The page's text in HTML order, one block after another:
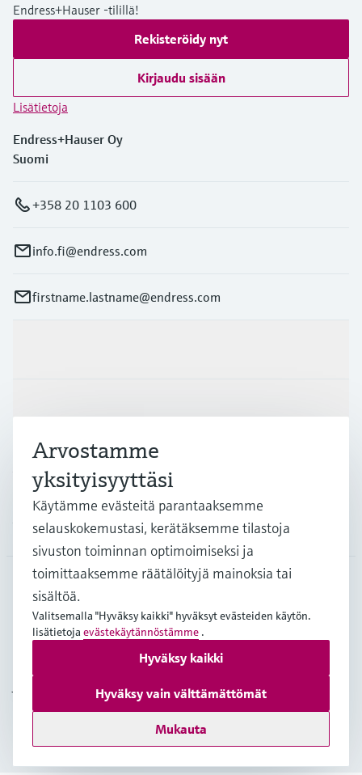
Endress+Hauser -tilillä!
Rekisteröidy nyt
Kirjaudu sisään
Lisätietoja
Endress+Hauser Oy
Suomi
+358 20 1103 600
info.fi@endress.com
firstname.lastname@endress.com
Asiakastuki
Yritys
FIN•
Copyright © Endress+Hauser Group Services AG
Käyttöehdot
Tietosuojakäytäntö
Yleiset sopimusehdot
Arvostamme
yksityisyyttäsi
Käytämme evästeitä parantaaksemme
selauskokemustasi, kerätäksemme tilastoja
sivuston toiminnan optimoimiseksi ja
toimittaaksemme räätälöityjä mainoksia tai
sisältöä.
Valitsemalla "Hyväksy kaikki" hyväksyt evästeiden käytön.
lisätietoja evästekäytännöstämme .
Mukauta
Hyväksy vain välttämättömät
Hyväksy kaikki